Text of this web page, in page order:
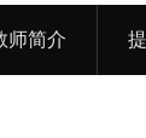
师简介